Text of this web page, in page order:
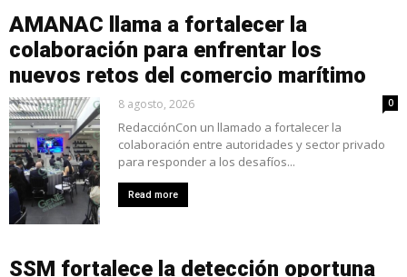
AMANAC llama a fortalecer la
colaboración para enfrentar los
nuevos retos del comercio marítimo
8 agosto, 2026 0
RedacciónCon un llamado a fortalecer la
colaboración entre autoridades y sector privado
para responder a los desafíos...
Read more
SSM fortalece la detección oportuna